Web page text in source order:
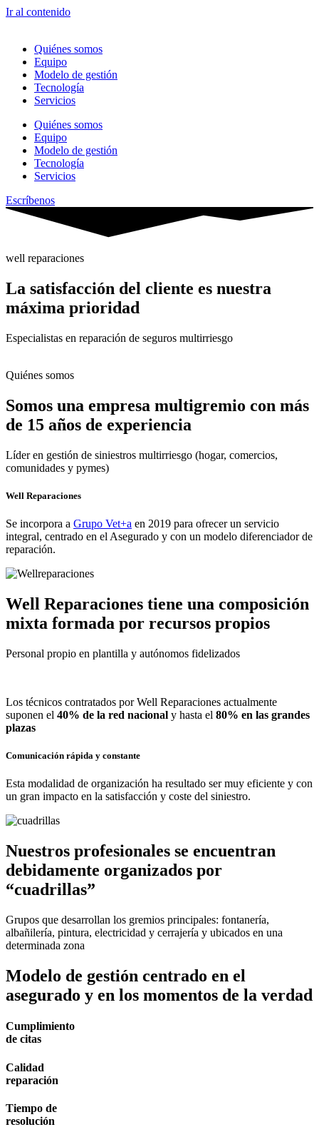
Ir al contenido
Quiénes somos
Equipo
Modelo de gestión
Tecnología
Servicios
Quiénes somos
Equipo
Modelo de gestión
Tecnología
Servicios
Escríbenos
well reparaciones
La satisfacción del cliente es nuestra
máxima prioridad
Especialistas en reparación de seguros multirriesgo
Quiénes somos
Somos una empresa multigremio con más
de 15 años de experiencia
Líder en gestión de siniestros multirriesgo (hogar, comercios,
comunidades y pymes)
Well Reparaciones
Se incorpora a Grupo Vet+a en 2019 para ofrecer un servicio
integral, centrado en el Asegurado y con un modelo diferenciador de
reparación.
Well Reparaciones tiene una composición
mixta formada por recursos propios
Personal propio en plantilla y autónomos fidelizados
Los técnicos contratados por Well Reparaciones actualmente
suponen el 40% de la red nacional y hasta el 80% en las grandes
plazas
Comunicación rápida y constante
Esta modalidad de organización ha resultado ser muy eficiente y con
un gran impacto en la satisfacción y coste del siniestro.
Nuestros profesionales se encuentran
debidamente organizados por
“cuadrillas”
Grupos que desarrollan los gremios principales: fontanería,
albañilería, pintura, electricidad y cerrajería y ubicados en una
determinada zona
Modelo de gestión centrado en el
asegurado y en los momentos de la verdad
Cumplimiento
de citas
Calidad
reparación
Tiempo de
resolución